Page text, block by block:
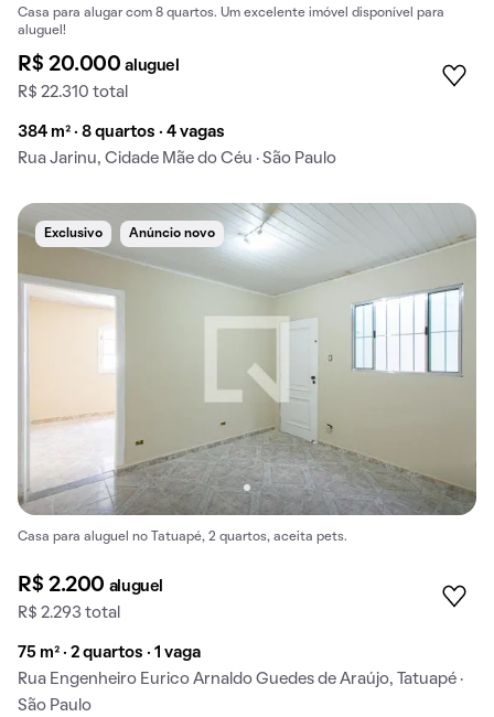
Casa para alugar com 8 quartos. Um excelente imóvel disponível para
aluguel!
R$ 20.000aluguel
R$ 22.310 total
384 m² · 8 quartos · 4 vagas
Rua Jarinu, Cidade Mãe do Céu · São Paulo
Exclusivo Anúncio novo
Casa para aluguel no Tatuapé, 2 quartos, aceita pets.
R$ 2.200 aluguel
R$ 2.293 total
75 m² · 2 quartos · 1 vaga
Rua Engenheiro Eurico Arnaldo Guedes de Araújo, Tatuapé ·
São Paulo